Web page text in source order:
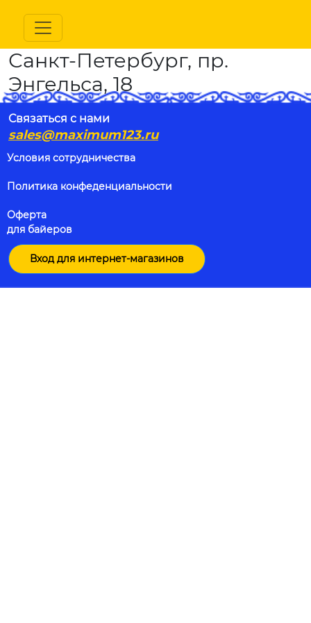
Санкт-Петербург, пр.
Энгельса, 18
Связаться с нами
sales@maximum123.ru
Условия сотрудничества
Политика конфеденциальности
Оферта
для байеров
Вход для интернет-магазинов